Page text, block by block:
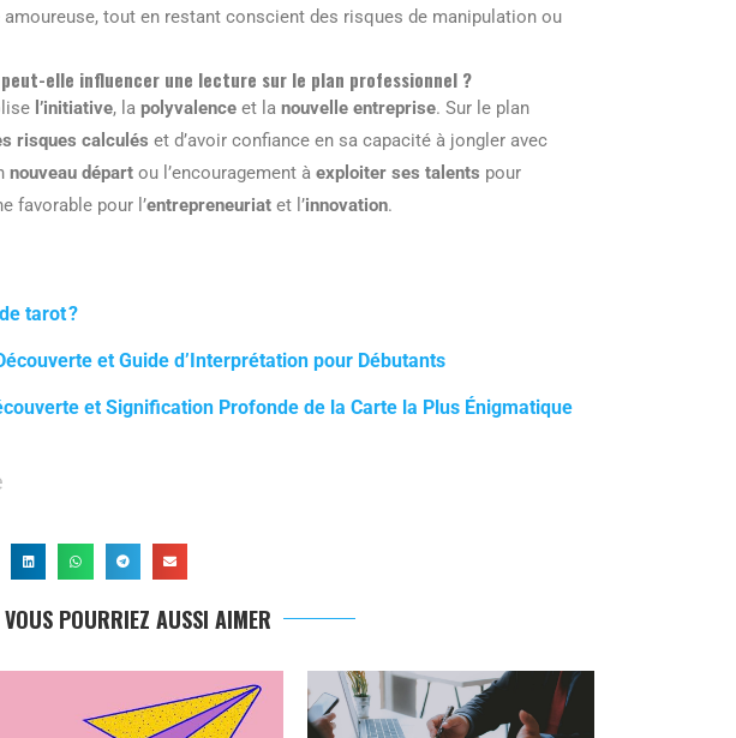
amoureuse, tout en restant conscient des risques de manipulation ou
elle influencer une lecture sur le plan professionnel ?
l’initiative, la polyvalence et la nouvelle entreprise. Sur le plan
risques calculés et d’avoir confiance en sa capacité à jongler avec
nouveau départ ou l’encouragement à exploiter ses talents pour
favorable pour l’entrepreneuriat et l’innovation.
tarot ?
et Guide d’Interprétation pour Débutants
et Signification Profonde de la Carte la Plus Énigmatique
VOUS POURRIEZ AUSSI AIMER